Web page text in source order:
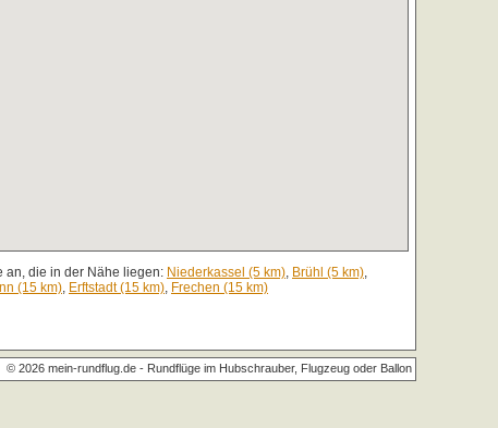
an, die in der Nähe liegen: Niederkassel (5 km), Brühl (5 km),
(15 km), Erftstadt (15 km), Frechen (15 km)
© 2026 mein-rundflug.de - Rundflüge im Hubschrauber, Flugzeug oder Ballon